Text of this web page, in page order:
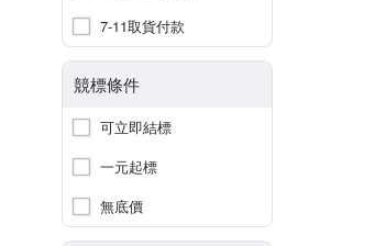
7-11取貨付款
競標條件
可立即結標
一元起標
無底價